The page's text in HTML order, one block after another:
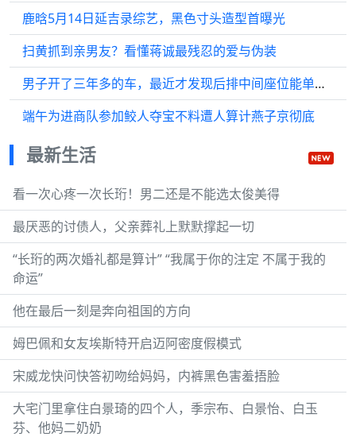
鹿晗5月14日延吉录综艺，黑色寸头造型首曝光
扫黄抓到亲男友？看懂蒋诚最残忍的爱与伪装
男子开了三年多的车，最近才发现后排中间座位能单独放倒！
端午为进商队参加鲛人夺宝不料遭人算计燕子京彻底
最新生活
看一次心疼一次长珩！男二还是不能选太俊美得
最厌恶的讨债人，父亲葬礼上默默撑起一切
“长珩的两次婚礼都是算计” “我属于你的注定 不属于我的
命运”
他在最后一刻是奔向祖国的方向
姆巴佩和女友埃斯特开启迈阿密度假模式
宋威龙快问快答初吻给妈妈，内裤黑色害羞捂脸
大宅门里拿住白景琦的四个人，季宗布、白景怡、白玉
芬、他妈二奶奶